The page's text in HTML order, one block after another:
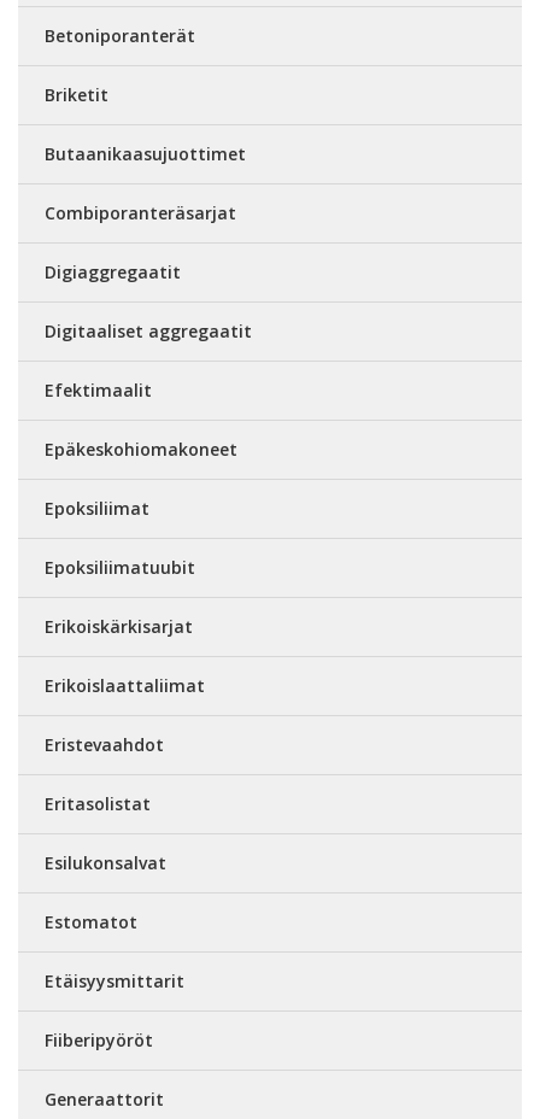
Betoniporanterät
Briketit
Butaanikaasujuottimet
Combiporanteräsarjat
Digiaggregaatit
Digitaaliset aggregaatit
Efektimaalit
Epäkeskohiomakoneet
Epoksiliimat
Epoksiliimatuubit
Erikoiskärkisarjat
Erikoislaattaliimat
Eristevaahdot
Eritasolistat
Esilukonsalvat
Estomatot
Etäisyysmittarit
Fiiberipyöröt
Generaattorit